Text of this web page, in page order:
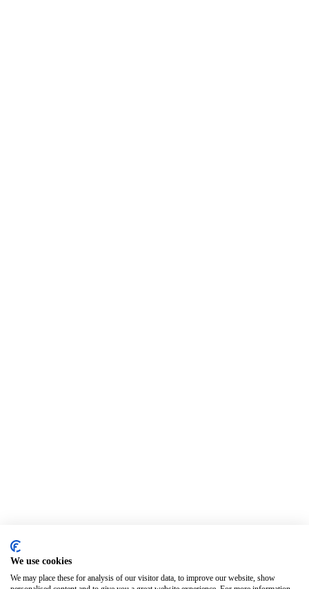
We use cookies
We may place these for analysis of our visitor data, to improve our website, show